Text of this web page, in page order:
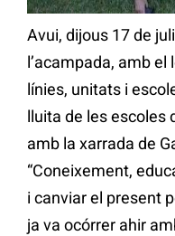
Avui, dijous 17 de
l’acampada, amb
línies, unitats i
lluita de les escoles
amb la xarrada de
“Coneixement,
i canviar el present
ja va ocórrer ahir